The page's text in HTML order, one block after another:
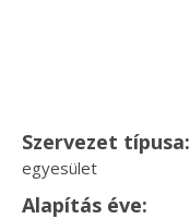
Szervezet típusa:
egyesület
Alapítás éve: